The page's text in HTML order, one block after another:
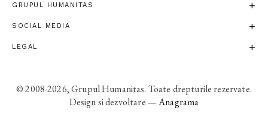
GRUPUL HUMANITAS
SOCIAL MEDIA
LEGAL
© 2008-2026, Grupul Humanitas. Toate drepturile rezervate.
Design si dezvoltare —Anagrama